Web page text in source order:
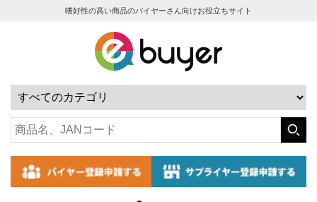
嗜好性の高い商品のバイヤーさん向けお役立ちサイト